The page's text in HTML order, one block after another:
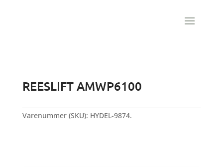
REESLIFT AMWP6100
Varenummer (SKU): HYDEL-9874.